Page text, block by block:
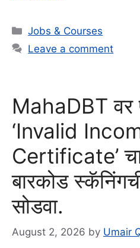
Categories
Jobs & Courses
Leave a comment
MahaDBT वर
‘Invalid
Certificate’
बारकोड
सोडवा.
August 2, 2026 by Umair